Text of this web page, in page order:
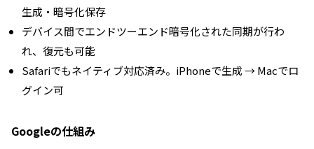
生成・暗号化保存
デバイス間でエンドツーエンド暗号化された同期が行わ
れ、復元も可能
Safariでもネイティブ対応済み。iPhoneで生成 → Macでロ
グイン可
Googleの仕組み